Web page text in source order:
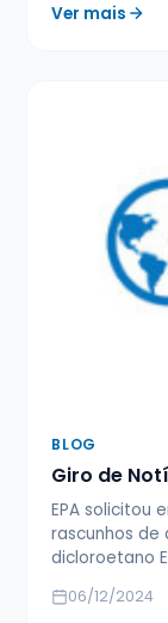
Ver mais
BLOG
Giro de
EPA solicitou
rascunhos de
dicloroetano
06/12/2024